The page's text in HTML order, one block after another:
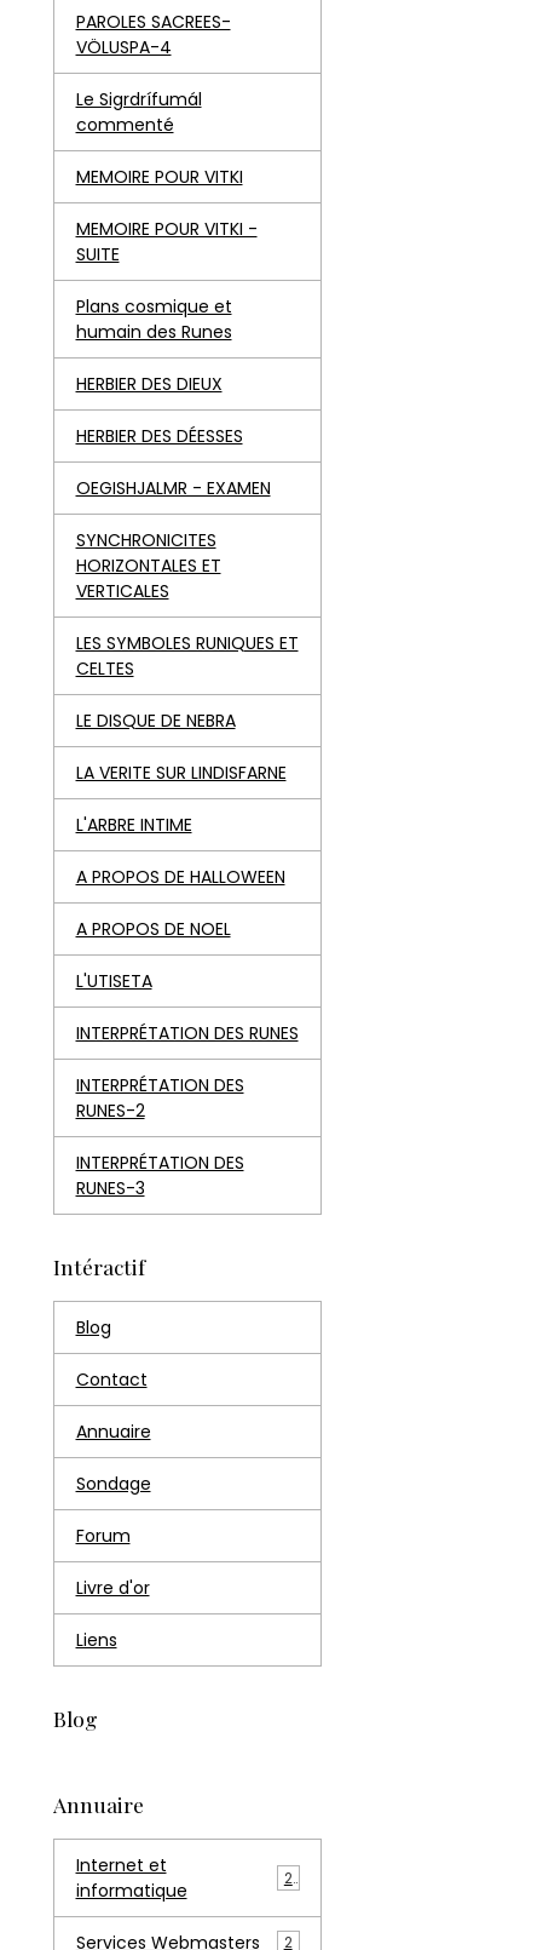
PAROLES SACREES-
VÖLUSPA-4
Le Sigrdrífumál
commenté
MEMOIRE POUR VITKI
MEMOIRE POUR VITKI -
SUITE
Plans cosmique et
humain des Runes
HERBIER DES DIEUX
HERBIER DES DÉESSES
OEGISHJALMR - EXAMEN
SYNCHRONICITES
HORIZONTALES ET
VERTICALES
LES SYMBOLES RUNIQUES ET
CELTES
LE DISQUE DE NEBRA
LA VERITE SUR LINDISFARNE
L'ARBRE INTIME
A PROPOS DE HALLOWEEN
A PROPOS DE NOEL
L'UTISETA
INTERPRÉTATION DES RUNES
INTERPRÉTATION DES
RUNES-2
INTERPRÉTATION DES
RUNES-3
Intéractif
Blog
Contact
Annuaire
Sondage
Forum
Livre d'or
Liens
Blog
Annuaire
Internet et
informatique
2
Services Webmasters 2